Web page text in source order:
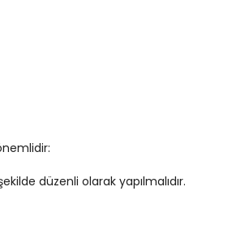
düzenli olarak yapılmalıdır.